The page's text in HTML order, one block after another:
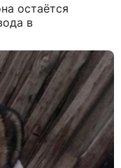
остаётся
в